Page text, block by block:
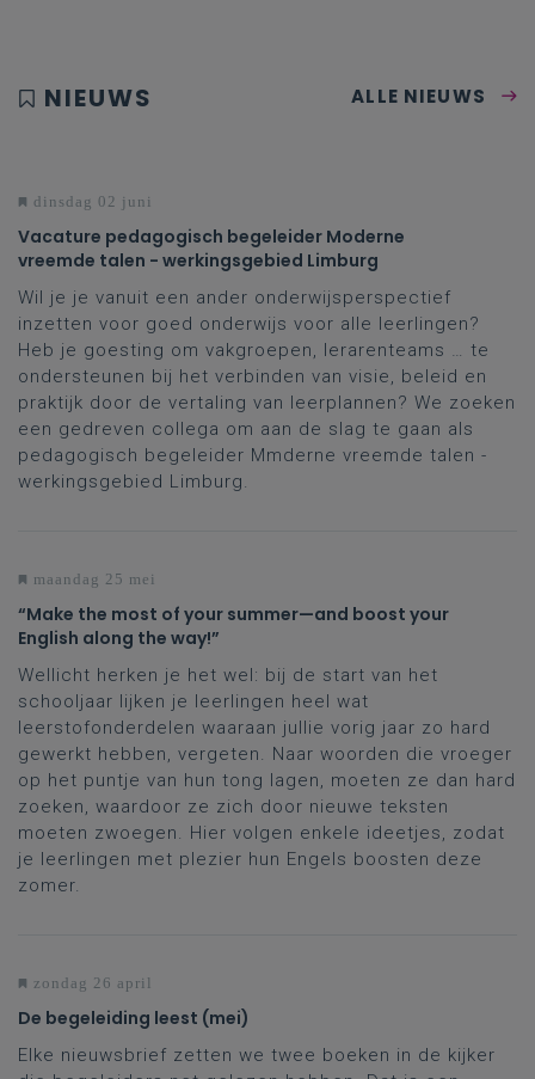
NIEUWS ALLE NIEUWS
dinsdag 02 juni
Vacature pedagogisch begeleider Moderne
vreemde talen - werkingsgebied Limburg
Wil je je vanuit een ander onderwijsperspectief
inzetten voor goed onderwijs voor alle leerlingen?
Heb je goesting om vakgroepen, lerarenteams … te
ondersteunen bij het verbinden van visie, beleid en
praktijk door de vertaling van leerplannen? We zoeken
een gedreven collega om aan de slag te gaan als
pedagogisch begeleider Mmderne vreemde talen -
werkingsgebied Limburg.
maandag 25 mei
“Make the most of your summer—and boost your
English along the way!”
Wellicht herken je het wel: bij de start van het
schooljaar lijken je leerlingen heel wat
leerstofonderdelen waaraan jullie vorig jaar zo hard
gewerkt hebben, vergeten. Naar woorden die vroeger
op het puntje van hun tong lagen, moeten ze dan hard
zoeken, waardoor ze zich door nieuwe teksten
moeten zwoegen. Hier volgen enkele ideetjes, zodat
je leerlingen met plezier hun Engels boosten deze
zomer.
zondag 26 april
De begeleiding leest (mei)
Elke nieuwsbrief zetten we twee boeken in de kijker